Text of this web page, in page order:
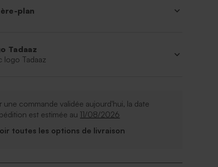
plan
Tadaaz
logo Tadaaz
une commande validée aujourd'hui, la date
est estimée au 11/08/2026
toutes les options de livraison